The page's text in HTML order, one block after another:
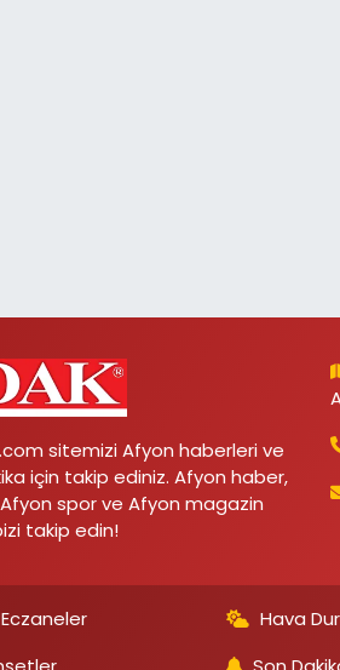
sitemizi Afyon haberleri ve
için takip ediniz. Afyon haber,
spor ve Afyon magazin
takip edin!
Hava